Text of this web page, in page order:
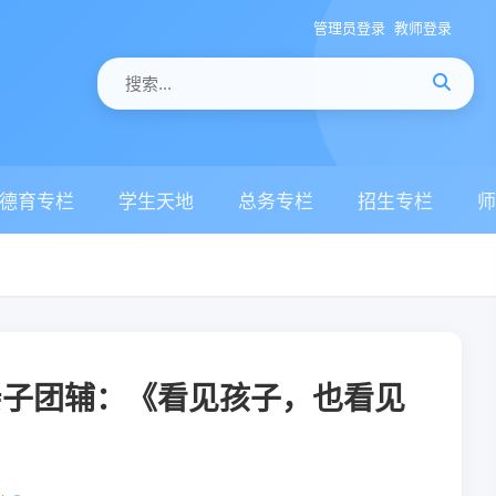
管理员登录 教师登录
育专栏 学生天地 总务专栏 招生专栏
团辅：《看见孩子，也看见